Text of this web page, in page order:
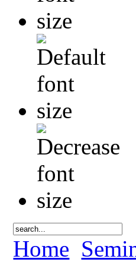
Home